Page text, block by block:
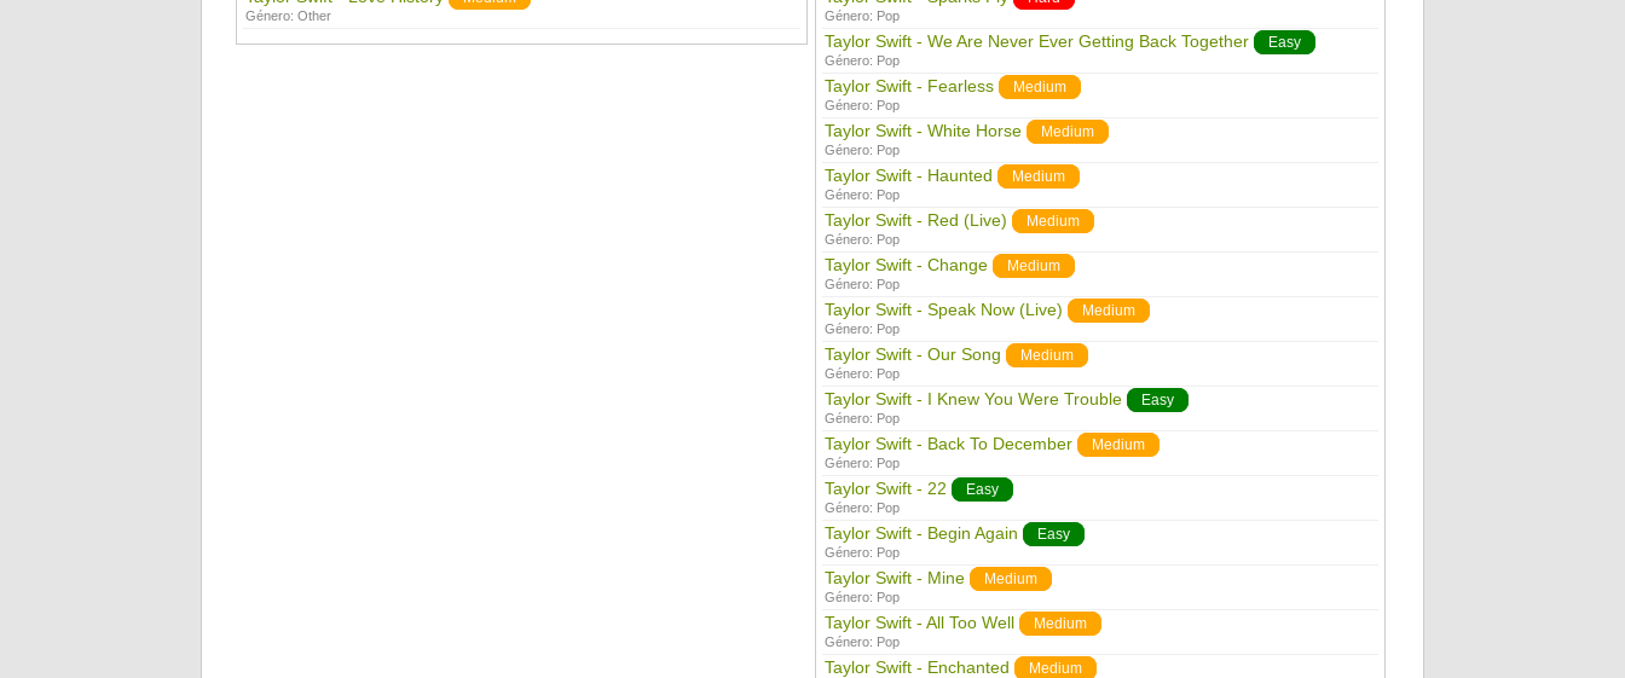
Género: Other Género: Pop
Taylor Swift - We Are Never Ever Getting Back Together Easy
Género: Pop
Taylor Swift - Fearless Medium
Género: Pop
Taylor Swift - White Horse Medium
Género: Pop
Taylor Swift - Haunted Medium
Género: Pop
Taylor Swift - Red (Live) Medium
Género: Pop
Taylor Swift - Change Medium
Género: Pop
Taylor Swift - Speak Now (Live) Medium
Género: Pop
Taylor Swift - Our Song Medium
Género: Pop
Taylor Swift - I Knew You Were Trouble Easy
Género: Pop
Taylor Swift - Back To December Medium
Género: Pop
Taylor Swift - 22 Easy
Género: Pop
Taylor Swift - Begin Again Easy
Género: Pop
Taylor Swift - Mine Medium
Género: Pop
Taylor Swift - All Too Well Medium
Género: Pop
Taylor Swift - Enchanted Medium